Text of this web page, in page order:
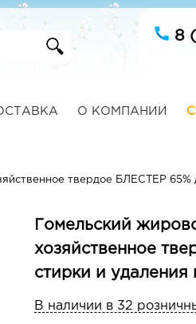
8
О КОМПАНИИ
твердое БЛЕСТЕР 65%
Гомельский
хозяйственное
стирки и удаления
В наличии в 32